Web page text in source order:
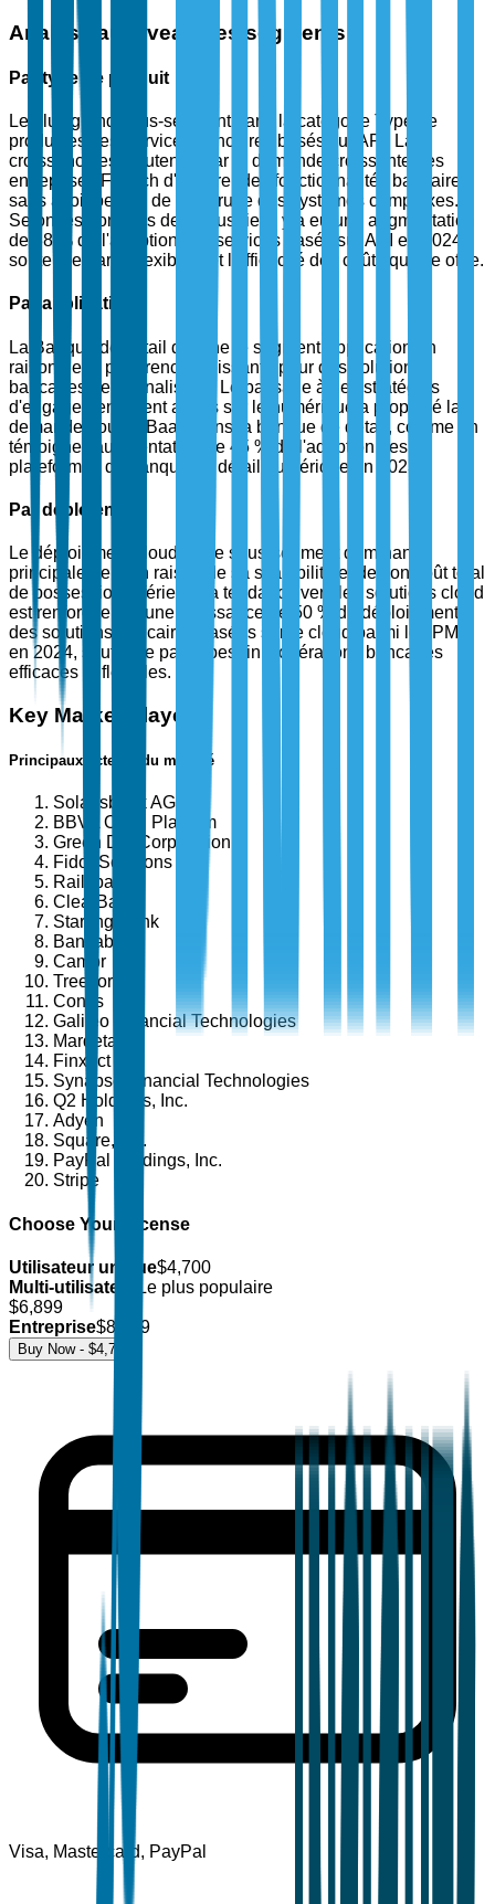
Analyse au niveau des segments
Par type de produit
Le plus grand sous-segment dans la catégorie Type de
produit est les Services bancaires basés sur API. La
croissance est soutenue par la demande croissante des
entreprises Fintech d'intégrer des fonctionnalités bancaires
sans avoir besoin de construire des systèmes complexes.
Selon les données de l'industrie, il y a eu une augmentation
de 38 % de l'adoption des services basés sur API en 2024,
soutenue par la flexibilité et l'efficacité des coûts qu'elle offre.
Par application
La Banque de détail domine le segment Application en
raison de la préférence croissante pour des solutions
bancaires personnalisées. Le passage à des stratégies
d'engagement client axées sur le numérique a propulsé la
demande pour le BaaS dans la banque de détail, comme en
témoigne l'augmentation de 45 % de l'adoption des
plateformes de banque de détail numérique en 2023.
Par déploiement
Le déploiement cloud est le sous-segment dominant,
principalement en raison de sa scalabilité et de son coût total
de possession inférieur. La tendance vers les solutions cloud
est renforcée par une croissance de 50 % du déploiement
des solutions bancaires basées sur le cloud parmi les PME
en 2024, soutenue par le besoin d'opérations bancaires
efficaces et flexibles.
Key Market Players
Principaux acteurs du marché
Solarisbank AG
BBVA Open Platform
Green Dot Corporation
Fidor Solutions
Railsbank
ClearBank
Starling Bank
Bankable
Cambr
Treezor
Contis
Galileo Financial Technologies
Marqeta
Finxact
Synapse Financial Technologies
Q2 Holdings, Inc.
Adyen
Square, Inc.
PayPal Holdings, Inc.
Stripe
Choose Your License
Utilisateur unique$4,700
Multi-utilisateur
Le plus populaire
$6,899
Entreprise$8,499
Buy Now - $4,700
Visa, Mastercard, PayPal